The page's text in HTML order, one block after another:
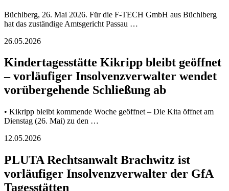
Büchlberg, 26. Mai 2026. Für die F-TECH GmbH aus Büchlberg
hat das zuständige Amtsgericht Passau …
26.05.2026
Kindertagesstätte Kikripp bleibt geöffnet
– vorläufiger Insolvenzverwalter wendet
vorübergehende Schließung ab
• Kikripp bleibt kommende Woche geöffnet – Die Kita öffnet am
Dienstag (26. Mai) zu den …
12.05.2026
PLUTA Rechtsanwalt Brachwitz ist
vorläufiger Insolvenzverwalter der GfA
Tagesstätten